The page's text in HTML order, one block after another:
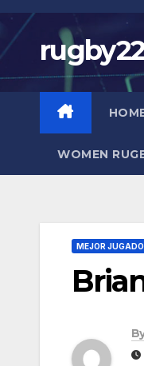
Skip
content
WOMEN
MEJOR